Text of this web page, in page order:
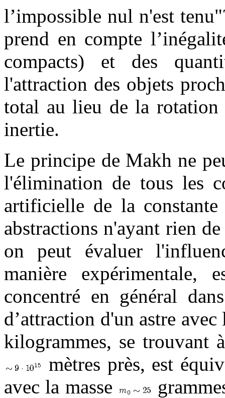
l’impossible nul n'est
prend en compte
compacts) et des
l'attraction des objets
total au lieu de la rotation
inertie.
Le principe de Makh ne
l'élimination de tous les
artificielle de la
abstractions n'ayant rien
on peut évaluer
manière expérimentale,
concentré en général
d’attraction d'un astre
kilogrammes, se trouvant
mètres près, est
avec la masse